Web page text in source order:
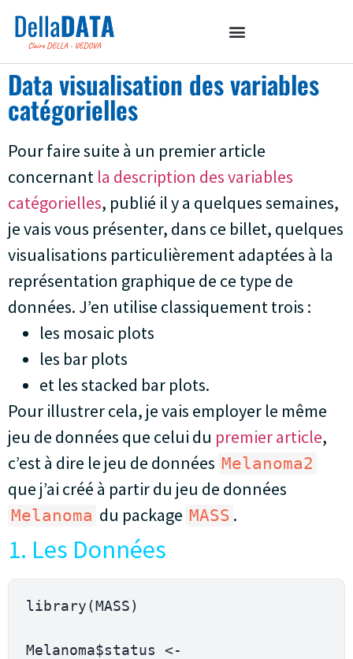
Data visualisation des variables
catégorielles
Pour faire suite à un premier article
concernant la description des variables
catégorielles, publié il y a quelques semaines,
je vais vous présenter, dans ce billet, quelques
visualisations particulièrement adaptées à la
représentation graphique de ce type de
données. J’en utilise classiquement trois :
les mosaic plots
les bar plots
et les stacked bar plots.
Pour illustrer cela, je vais employer le même
jeu de données que celui du premier article,
c’est à dire le jeu de données Melanoma2
que j’ai créé à partir du jeu de données
Melanoma du package MASS .
1. Les Données
library(MASS)
Melanoma$status <-